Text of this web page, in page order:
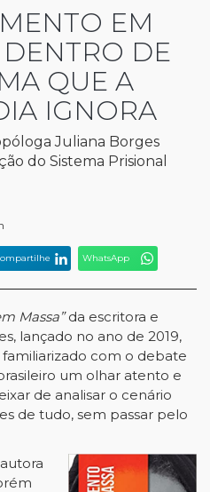
EM
DE
QUE A
IGNORA
Juliana Borges
do Sistema Prisional
WhatsApp
Massa”da escritora e
lançado no ano de 2019,
com o debate
um olhar atento e
de analisar o cenário
de tudo, sem passar pelo